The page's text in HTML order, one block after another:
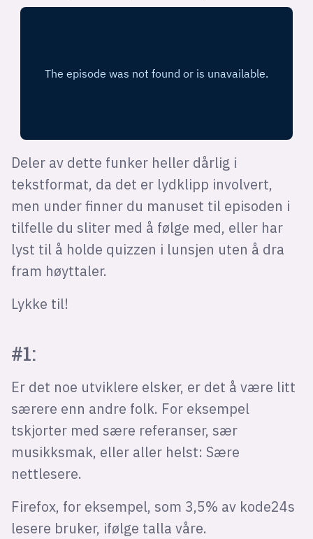
Deler av dette funker heller dårlig i
tekstformat, da det er lydklipp involvert,
men under finner du manuset til episoden i
tilfelle du sliter med å følge med, eller har
lyst til å holde quizzen i lunsjen uten å dra
fram høyttaler.
Lykke til!
#1:
Er det noe utviklere elsker, er det å være litt
særere enn andre folk. For eksempel
tskjorter med sære referanser, sær
musikksmak, eller aller helst: Sære
nettlesere.
Firefox, for eksempel, som 3,5% av kode24s
lesere bruker, ifølge talla våre.